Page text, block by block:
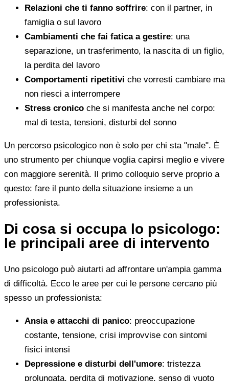
Relazioni che ti fanno soffrire: con il partner, in
famiglia o sul lavoro
Cambiamenti che fai fatica a gestire: una
separazione, un trasferimento, la nascita di un figlio,
la perdita del lavoro
Comportamenti ripetitivi che vorresti cambiare ma
non riesci a interrompere
Stress cronico che si manifesta anche nel corpo:
mal di testa, tensioni, disturbi del sonno
Un percorso psicologico non è solo per chi sta "male". È
uno strumento per chiunque voglia capirsi meglio e vivere
con maggiore serenità. Il primo colloquio serve proprio a
questo: fare il punto della situazione insieme a un
professionista.
Di cosa si occupa lo psicologo:
le principali aree di intervento
Uno psicologo può aiutarti ad affrontare un'ampia gamma
di difficoltà. Ecco le aree per cui le persone cercano più
spesso un professionista:
Ansia e attacchi di panico: preoccupazione
costante, tensione, crisi improvvise con sintomi
fisici intensi
Depressione e disturbi dell'umore: tristezza
prolungata, perdita di motivazione, senso di vuoto